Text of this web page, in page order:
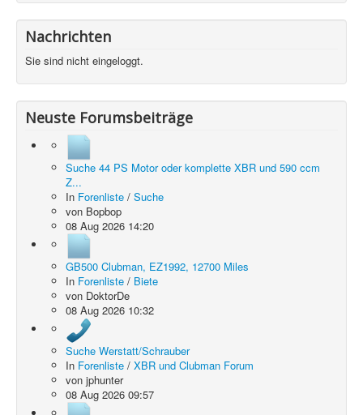
Nachrichten
Sie sind nicht eingeloggt.
Neuste Forumsbeiträge
Suche 44 PS Motor oder komplette XBR und 590 ccm
Z...
In Forenliste / Suche
von Bopbop
08 Aug 2026 14:20
GB500 Clubman, EZ1992, 12700 Miles
In Forenliste / Biete
von DoktorDe
08 Aug 2026 10:32
Suche Werstatt/Schrauber
In Forenliste / XBR und Clubman Forum
von jphunter
08 Aug 2026 09:57